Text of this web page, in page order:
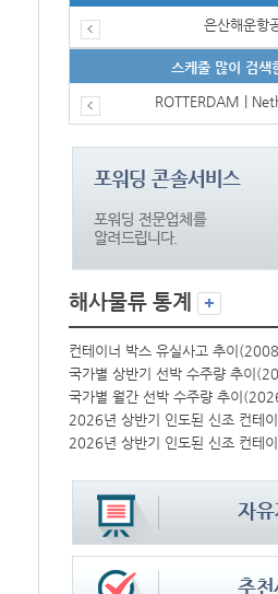
은산해운항
스케줄 많이 검색
ROTTERDAM |
해사물류 통계
컨테이너 박스 유실사고 추이
국가별 상반기 선박 수주량 추이
국가별 월간 선박 수주량 추이
2026년 상반기 인도된 신조 컨테
2026년 상반기 인도된 신조 컨테